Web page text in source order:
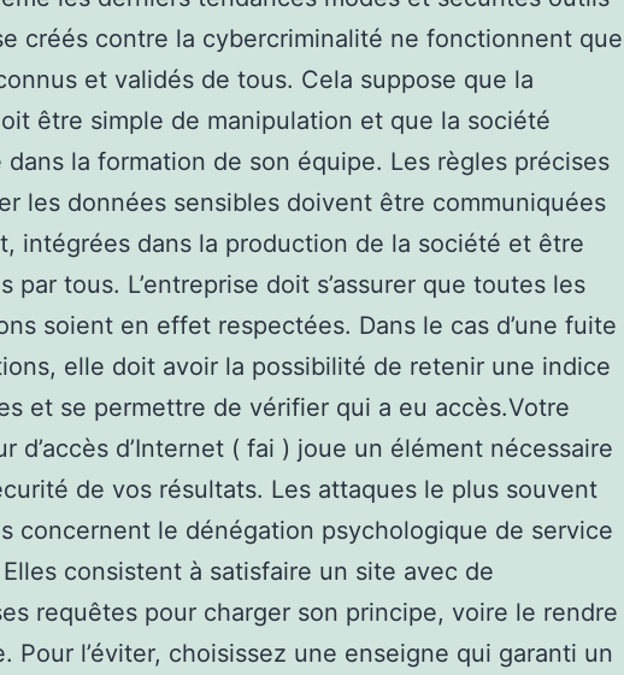
créés contre la cybercriminalité ne fonctionnent que
et validés de tous. Cela suppose que la
être simple de manipulation et que la société
dans la formation de son équipe. Les règles précises
les données sensibles doivent être communiquées
intégrées dans la production de la société et être
par tous. L’entreprise doit s’assurer que toutes les
soient en effet respectées. Dans le cas d’une fuite
elle doit avoir la possibilité de retenir une indice
et se permettre de vérifier qui a eu accès.Votre
d’accès d’Internet ( fai ) joue un élément nécessaire
de vos résultats. Les attaques le plus souvent
concernent le dénégation psychologique de service
Elles consistent à satisfaire un site avec de
requêtes pour charger son principe, voire le rendre
Pour l’éviter, choisissez une enseigne qui garanti un